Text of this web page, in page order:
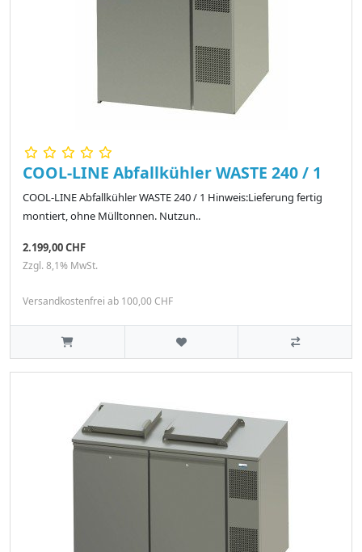
COOL-LINE Abfallkühler WASTE 240 / 1
COOL-LINE Abfallkühler WASTE 240 / 1 Hinweis:Lieferung fertig
montiert, ohne Mülltonnen. Nutzun..
2.199,00 CHF
Zzgl. 8,1% MwSt.
Versandkostenfrei ab 100,00 CHF